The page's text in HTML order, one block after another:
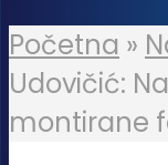
Početna »
Udovičić:
montirane